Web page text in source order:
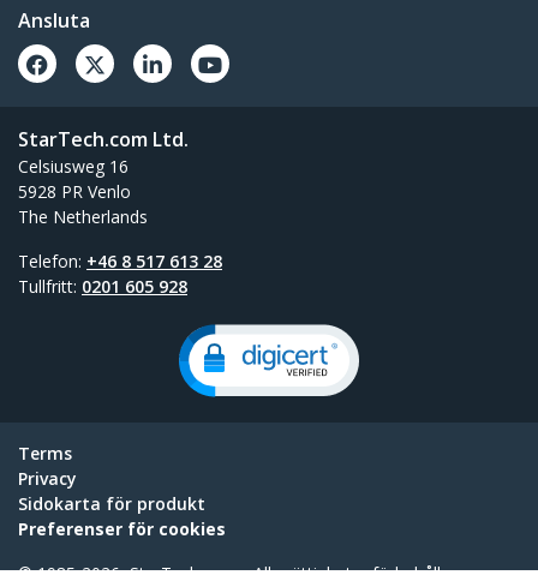
Ansluta
StarTech.com Ltd.
Celsiusweg 16
5928 PR Venlo
The Netherlands
Telefon: +46 8 517 613 28
Tullfritt: 0201 605 928
Terms
Privacy
Sidokarta för produkt
Preferenser för cookies
© 1985-2026, StarTech.com - Alla rättigheter förbehållna.